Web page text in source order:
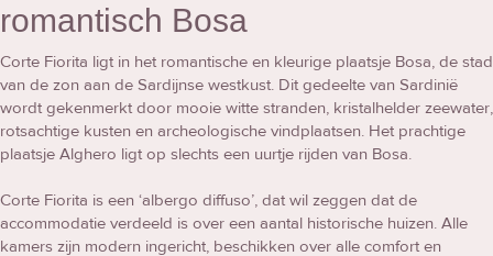
romantisch Bosa
Corte Fiorita ligt in het romantische en kleurige plaatsje Bosa, de stad
van de zon aan de Sardijnse westkust. Dit gedeelte van Sardinië
wordt gekenmerkt door mooie witte stranden, kristalhelder zeewater,
rotsachtige kusten en archeologische vindplaatsen. Het prachtige
plaatsje Alghero ligt op slechts een uurtje rijden van Bosa.
Corte Fiorita is een ‘albergo diffuso’, dat wil zeggen dat de
accommodatie verdeeld is over een aantal historische huizen. Alle
kamers zijn modern ingericht, beschikken over alle comfort en